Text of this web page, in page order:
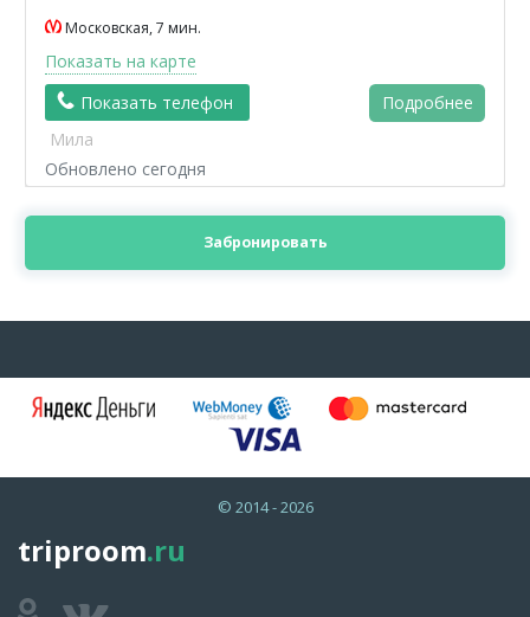
Московская, 7 мин.
Показать на карте
Показать телефон
Подробнее
Мила
Обновлено сегодня
Забронировать
© 2014 - 2026
triproom.ru